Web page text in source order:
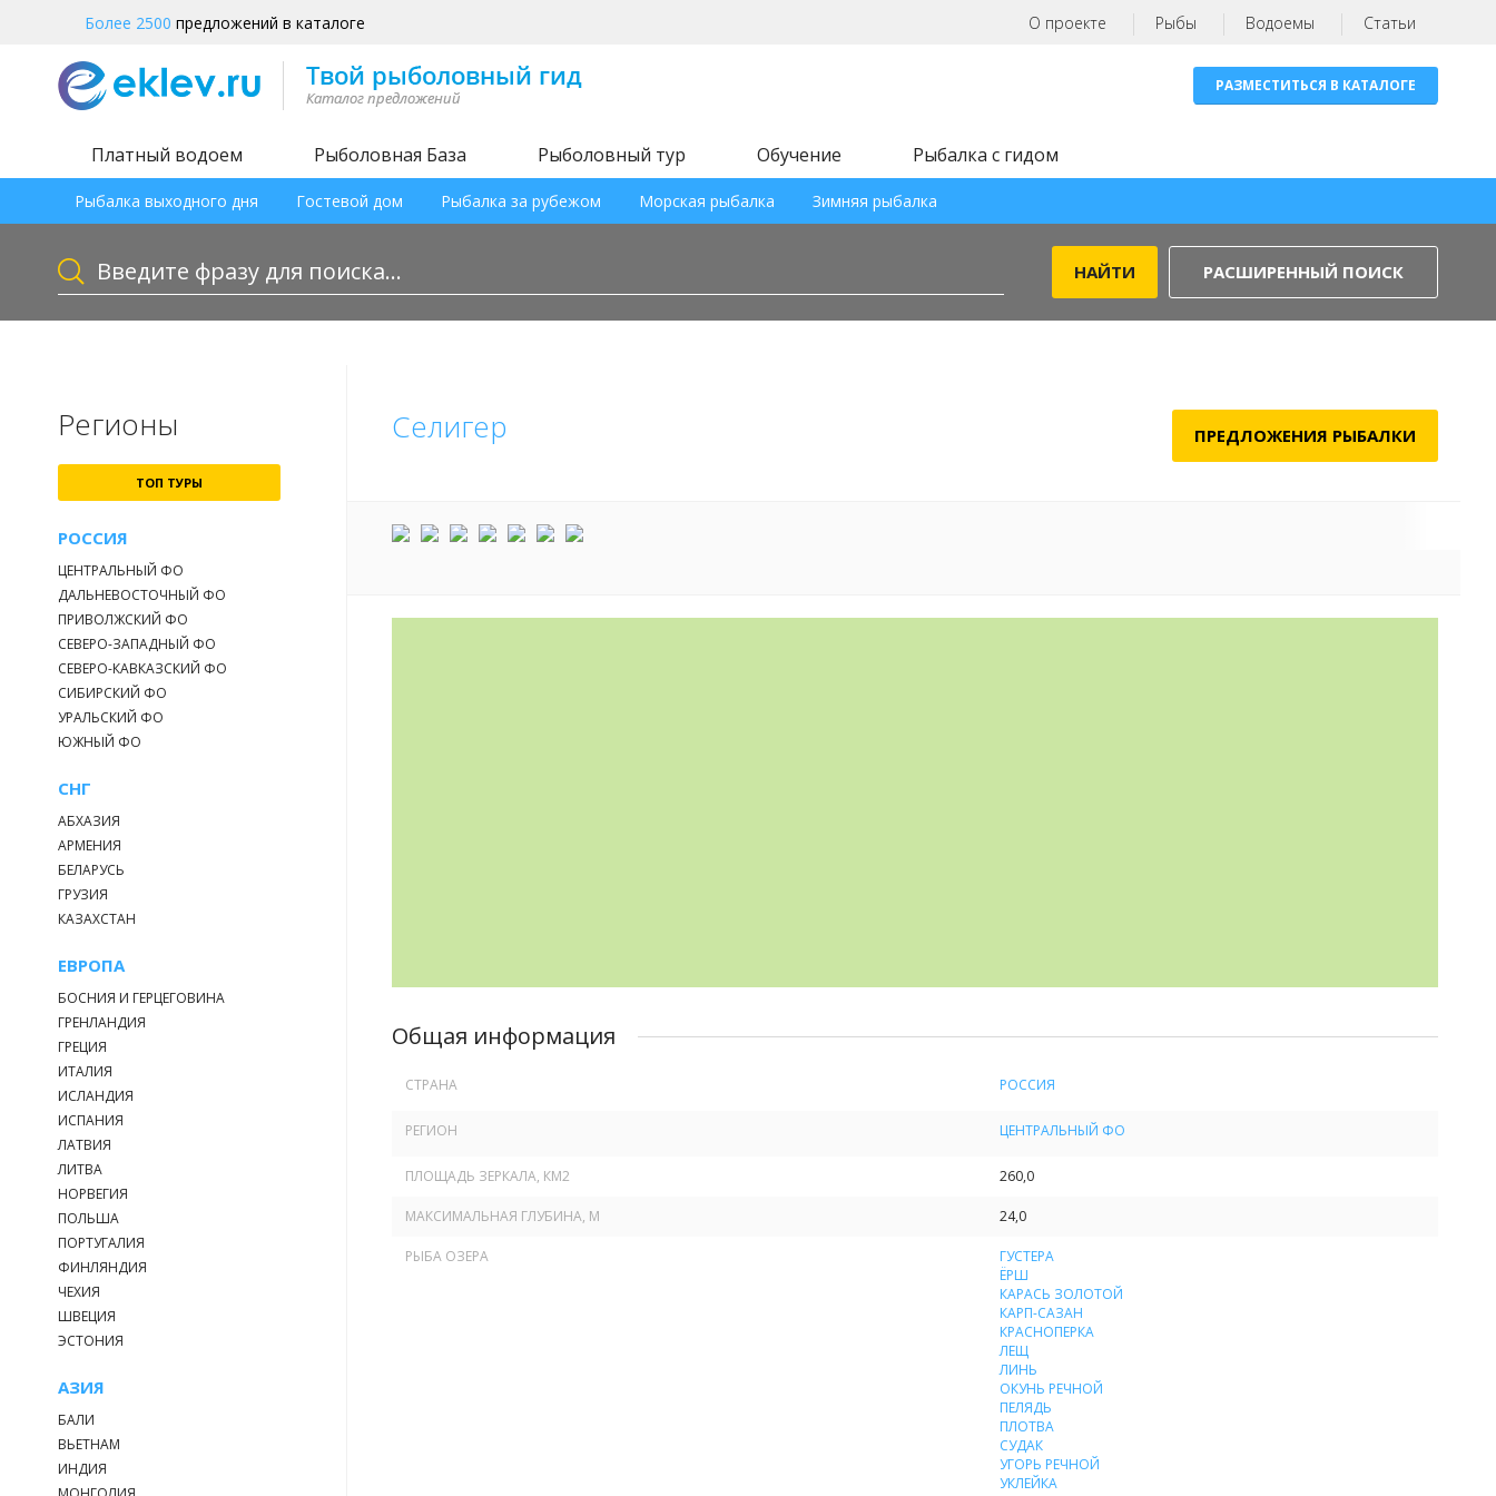
Более 2500 предложений в каталоге О проекте Рыбы Водоемы Статьи
РАЗМЕСТИТЬСЯ В КАТАЛОГЕ
Платный водоем Рыболовная База Рыболовный тур Обучение Рыбалка с гидом
Рыбалка выходного дня Гостевой дом Рыбалка за рубежом Морская рыбалка Зимняя рыбалка
РАСШИРЕННЫЙ ПОИСК
Регионы
ТОП ТУРЫ
РОССИЯ
ЦЕНТРАЛЬНЫЙ ФО
ДАЛЬНЕВОСТОЧНЫЙ ФО
ПРИВОЛЖСКИЙ ФО
СЕВЕРО-ЗАПАДНЫЙ ФО
СЕВЕРО-КАВКАЗСКИЙ ФО
СИБИРСКИЙ ФО
УРАЛЬСКИЙ ФО
ЮЖНЫЙ ФО
СНГ
АБХАЗИЯ
АРМЕНИЯ
БЕЛАРУСЬ
ГРУЗИЯ
КАЗАХСТАН
ЕВРОПА
БОСНИЯ И ГЕРЦЕГОВИНА
ГРЕНЛАНДИЯ
ГРЕЦИЯ
ИТАЛИЯ
ИСЛАНДИЯ
ИСПАНИЯ
ЛАТВИЯ
ЛИТВА
НОРВЕГИЯ
ПОЛЬША
ПОРТУГАЛИЯ
ФИНЛЯНДИЯ
ЧЕХИЯ
ШВЕЦИЯ
ЭСТОНИЯ
АЗИЯ
БАЛИ
ВЬЕТНАМ
ИНДИЯ
Селигер ПРЕДЛОЖЕНИЯ РЫБАЛКИ
Общая информация
СТРАНА РОССИЯ
РЕГИОН ЦЕНТРАЛЬНЫЙ ФО
ПЛОЩАДЬ ЗЕРКАЛА, КМ2 260,0
МАКСИМАЛЬНАЯ ГЛУБИНА, М 24,0
РЫБА ОЗЕРА
ГУСТЕРА
ЁРШ
КАРАСЬ ЗОЛОТОЙ
КАРП-САЗАН
КРАСНОПЕРКА
ЛЕЩ
ЛИНЬ
ОКУНЬ РЕЧНОЙ
ПЕЛЯДЬ
ПЛОТВА
СУДАК
УГОРЬ РЕЧНОЙ
УКЛЕЙКА